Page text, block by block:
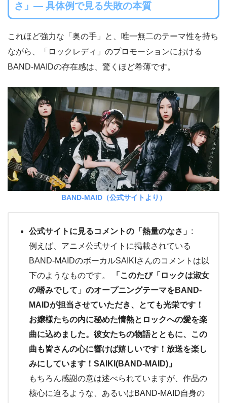
さ」― 具体例で見る失敗の本質
これほど強力な「奥の手」と、唯一無二のテーマ性を持ち
ながら、「ロックレディ」のプロモーションにおける
BAND-MAIDの存在感は、驚くほど希薄です。
BAND-MAID（公式サイトより）
公式サイトに見るコメントの「熱量のなさ」 :
例えば、アニメ公式サイトに掲載されている
BAND-MAIDのボーカルSAIKIさんのコメントは以
下のようなものです。
「このたび「ロックは淑女
の嗜みでして」のオープニングテーマをBAND-
MAIDが担当させていただき、とても光栄です！
お嬢様たちの内に秘めた情熱とロックへの愛を楽
曲に込めました。彼女たちの物語とともに、この
曲も皆さんの心に響けば嬉しいです！放送を楽し
みにしています！SAIKI(BAND-MAID)」
もちろん感謝の意は述べられていますが、作品の
核心に迫るような、あるいはBAND-MAID自身の